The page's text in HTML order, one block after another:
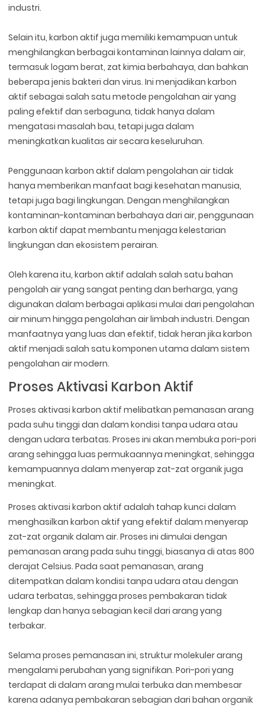
industri.
Selain itu, karbon aktif juga memiliki kemampuan untuk
menghilangkan berbagai kontaminan lainnya dalam air,
termasuk logam berat, zat kimia berbahaya, dan bahkan
beberapa jenis bakteri dan virus. Ini menjadikan karbon
aktif sebagai salah satu metode pengolahan air yang
paling efektif dan serbaguna, tidak hanya dalam
mengatasi masalah bau, tetapi juga dalam
meningkatkan kualitas air secara keseluruhan.
Penggunaan karbon aktif dalam pengolahan air tidak
hanya memberikan manfaat bagi kesehatan manusia,
tetapi juga bagi lingkungan. Dengan menghilangkan
kontaminan-kontaminan berbahaya dari air, penggunaan
karbon aktif dapat membantu menjaga kelestarian
lingkungan dan ekosistem perairan.
Oleh karena itu, karbon aktif adalah salah satu bahan
pengolah air yang sangat penting dan berharga, yang
digunakan dalam berbagai aplikasi mulai dari pengolahan
air minum hingga pengolahan air limbah industri. Dengan
manfaatnya yang luas dan efektif, tidak heran jika karbon
aktif menjadi salah satu komponen utama dalam sistem
pengolahan air modern.
Proses Aktivasi Karbon Aktif
Proses aktivasi karbon aktif melibatkan pemanasan arang
pada suhu tinggi dan dalam kondisi tanpa udara atau
dengan udara terbatas. Proses ini akan membuka pori-pori
arang sehingga luas permukaannya meningkat, sehingga
kemampuannya dalam menyerap zat-zat organik juga
meningkat.
Proses aktivasi karbon aktif adalah tahap kunci dalam
menghasilkan karbon aktif yang efektif dalam menyerap
zat-zat organik dalam air. Proses ini dimulai dengan
pemanasan arang pada suhu tinggi, biasanya di atas 800
derajat Celsius. Pada saat pemanasan, arang
ditempatkan dalam kondisi tanpa udara atau dengan
udara terbatas, sehingga proses pembakaran tidak
lengkap dan hanya sebagian kecil dari arang yang
terbakar.
Selama proses pemanasan ini, struktur molekuler arang
mengalami perubahan yang signifikan. Pori-pori yang
terdapat di dalam arang mulai terbuka dan membesar
karena adanya pembakaran sebagian dari bahan organik